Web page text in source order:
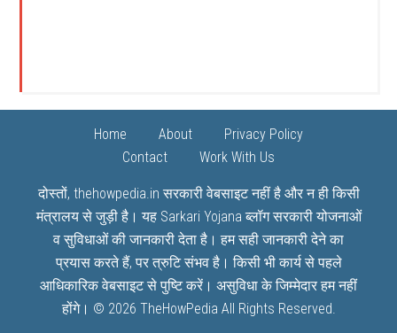
Home About
Privacy Policy
Contact
Work With Us
दोस्तों, thehowpedia.in सरकारी वेबसाइट नहीं है और न ही किसी
मंत्रालय से जुड़ी है। यह Sarkari Yojana ब्लॉग सरकारी योजनाओं
व सुविधाओं की जानकारी देता है। हम सही जानकारी देने का
प्रयास करते हैं, पर त्रुटि संभव है। किसी भी कार्य से पहले
आधिकारिक वेबसाइट से पुष्टि करें। असुविधा के जिम्मेदार हम नहीं
होंगे। © 2026 TheHowPedia All Rights Reserved.